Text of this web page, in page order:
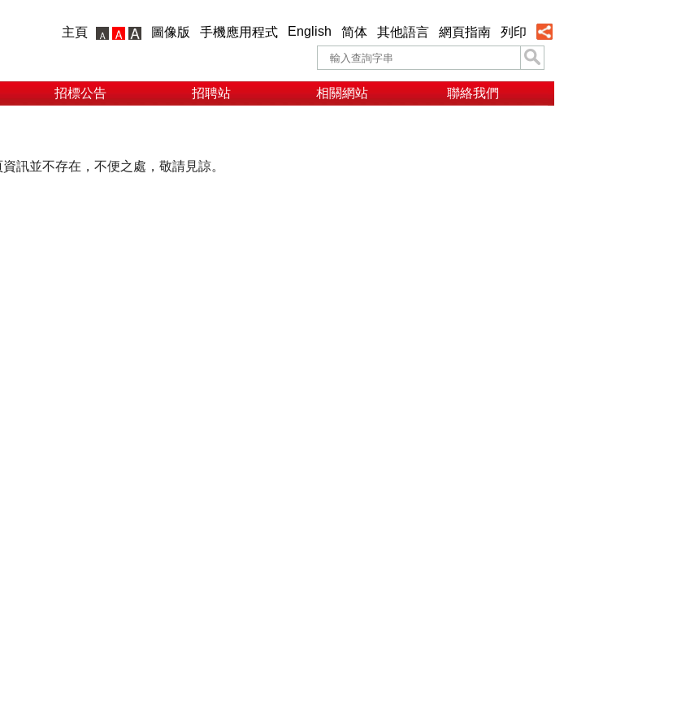
主頁 圖像版 手機應用程式 English 简体 其他語言 網頁指南 列印
招標公告 招聘站 相關網站 聯絡我們